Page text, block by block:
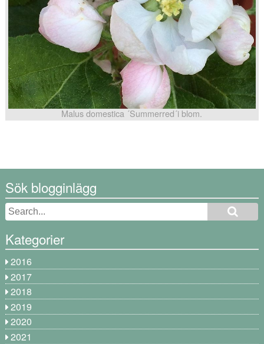
Malus domestica ´Summerred´i blom.
Sök blogginlägg
Kategorier
2016
2017
2018
2019
2020
2021